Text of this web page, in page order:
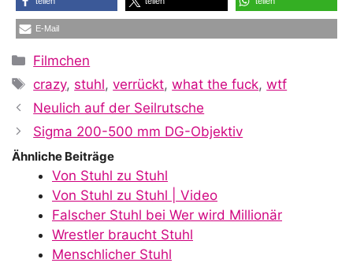
a
y
V
i
d
E-Mail
Kategorien
Filmchen
Schlagwörter
crazy, stuhl,verrückt,what the fuck,wtf
Neulich auf der Seilrutsche
Sigma 200-500 mm DG-Objektiv
Ähnliche Beiträge
Von Stuhl zu Stuhl
Von Stuhl zu Stuhl | Video
Falscher Stuhl bei Wer wird Millionär
Wrestler braucht Stuhl
Menschlicher Stuhl